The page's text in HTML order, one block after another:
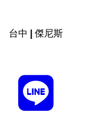
台中 | 傑尼斯